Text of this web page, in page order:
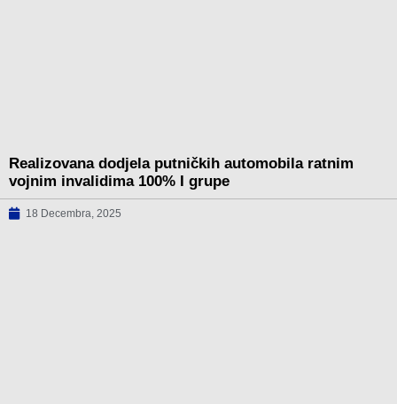
Realizovana dodjela putničkih automobila ratnim
vojnim invalidima 100% I grupe
18 Decembra, 2025